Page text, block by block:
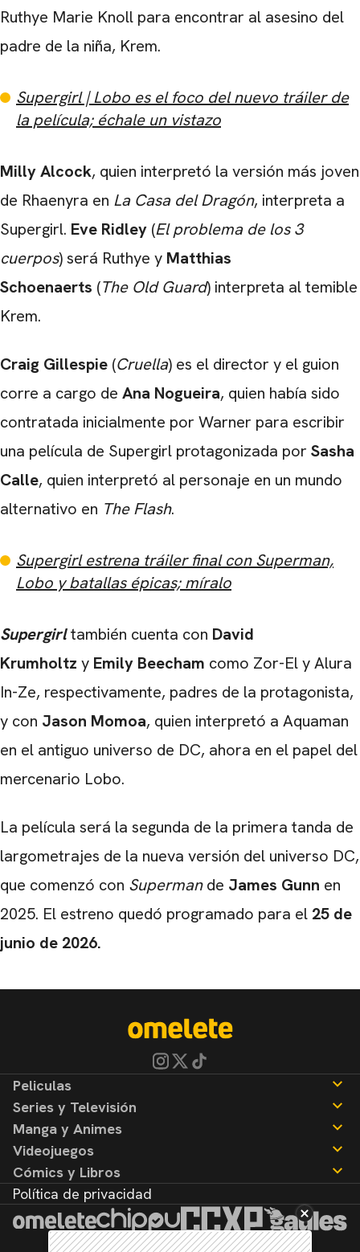
Ruthye Marie Knoll para encontrar al asesino del
padre de la niña, Krem.
Supergirl | Lobo es el foco del nuevo tráiler de
la película; échale un vistazo
Milly Alcock, quien interpretó la versión más joven
de Rhaenyra en La Casa del Dragón, interpreta a
Supergirl. Eve Ridley (El problema de los 3
cuerpos) será Ruthye y Matthias
Schoenaerts (The Old Guard) interpreta al temible
Krem.
Craig Gillespie (Cruella) es el director y el guion
corre a cargo de Ana Nogueira, quien había sido
contratada inicialmente por Warner para escribir
una película de Supergirl protagonizada por Sasha
Calle, quien interpretó al personaje en un mundo
alternativo en The Flash.
Supergirl estrena tráiler final con Superman,
Lobo y batallas épicas; míralo
Supergirltambién cuenta con David
Krumholtz y Emily Beecham como Zor-El y Alura
In-Ze, respectivamente, padres de la protagonista,
y con Jason Momoa, quien interpretó a Aquaman
en el antiguo universo de DC, ahora en el papel del
mercenario Lobo.
La película será la segunda de la primera tanda de
largometrajes de la nueva versión del universo DC,
que comenzó con Supermande James Gunn en
2025. El estreno quedó programado para el 25 de
junio de 2026.
Peliculas
Reseñas
Series y Televisión
Noticias
Reseñas
Manga y Animes
Noticias
Reseñas
Videojuegos
Noticias
Reseñas
Cómics y Libros
Noticias
Reseñas
Política de privacidad